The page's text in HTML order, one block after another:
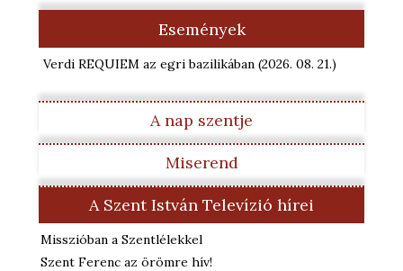
Események
Verdi REQUIEM az egri bazilikában (2026. 08. 21.)
A nap szentje
Miserend
A Szent István Televízió hírei
Misszióban a Szentlélekkel
Szent Ferenc az örömre hív!